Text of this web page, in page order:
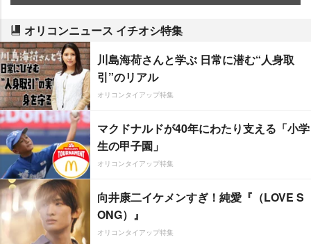
オリコンニュース イチオシ特集
川島海荷さんと学ぶ 日常に潜む“人身取
引”のリアル
オリコンタイアップ特集
マクドナルドが40年にわたり支える「小学
生の甲子園」
オリコンタイアップ特集
向井康二イケメンすぎ！純愛『（LOVE S
ONG）』
オリコンタイアップ特集